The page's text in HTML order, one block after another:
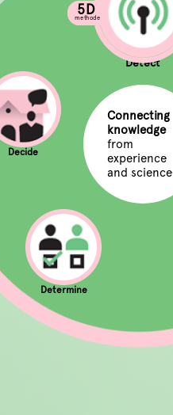
Detect
5D
methode
Determine
Decide
Connecting
knowledge
from
experience
and science